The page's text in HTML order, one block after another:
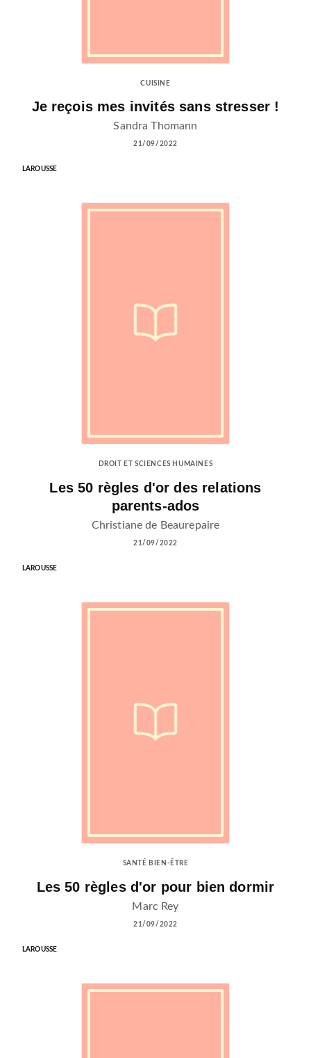
CUISINE
Je reçois mes invités sans stresser !
Sandra Thomann
21/09/2022
LAROUSSE
DROIT ET SCIENCES HUMAINES
Les 50 règles d'or des relations
parents-ados
Christiane de Beaurepaire
21/09/2022
LAROUSSE
SANTÉ BIEN-ÊTRE
Les 50 règles d'or pour bien dormir
Marc Rey
21/09/2022
LAROUSSE